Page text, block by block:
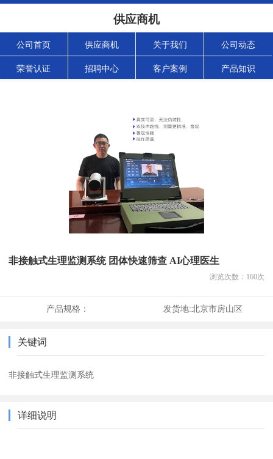
供应商机
公司首页 供应商机 关于我们 公司动态
荣誉认证 招聘中心 客户案例 产品知识
非接触式生理监测系统 团体快速筛查 AI心理医生
浏览次数： 160次
产品规格： 发货地:北京市房山区
关键词
非接触式生理监测系统
详细说明